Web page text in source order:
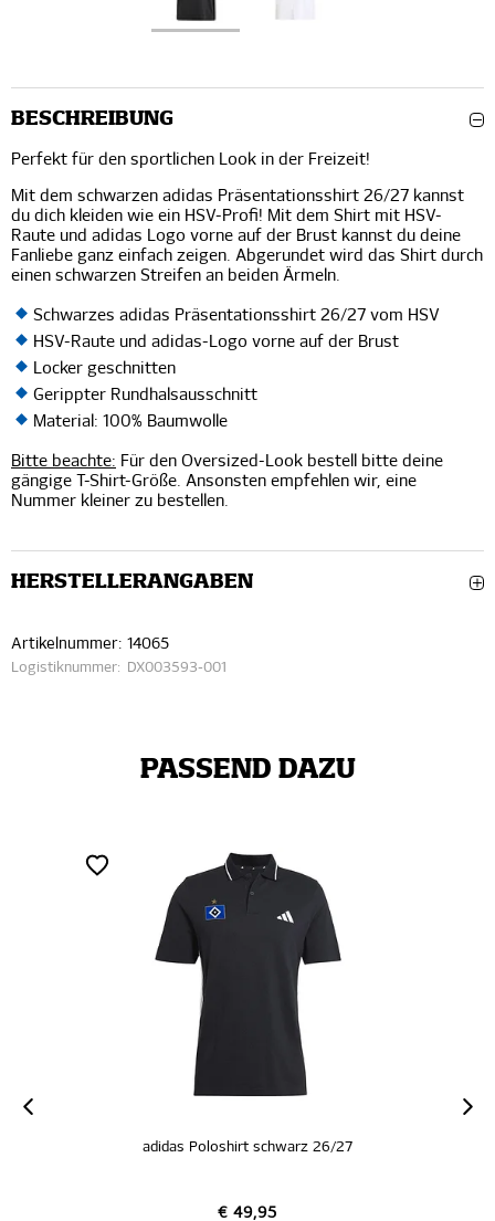
BESCHREIBUNG
Perfekt für den sportlichen Look in der Freizeit!
Mit dem schwarzen adidas Präsentationsshirt 26/27 kannst
du dich kleiden wie ein HSV-Profi! Mit dem Shirt mit HSV-
Raute und adidas Logo vorne auf der Brust kannst du deine
Fanliebe ganz einfach zeigen. Abgerundet wird das Shirt durch
einen schwarzen Streifen an beiden Ärmeln.
Schwarzes adidas Präsentationsshirt 26/27 vom HSV
HSV-Raute und adidas-Logo vorne auf der Brust
Locker geschnitten
Gerippter Rundhalsausschnitt
Material: 100% Baumwolle
Bitte beachte: Für den Oversized-Look bestell bitte deine
gängige T-Shirt-Größe. Ansonsten empfehlen wir, eine
Nummer kleiner zu bestellen.
HERSTELLERANGABEN
Artikelnummer: 14065
Logistiknummer: DX003593-001
PASSEND DAZU
adidas Poloshirt schwarz 26/27
€ 49,95